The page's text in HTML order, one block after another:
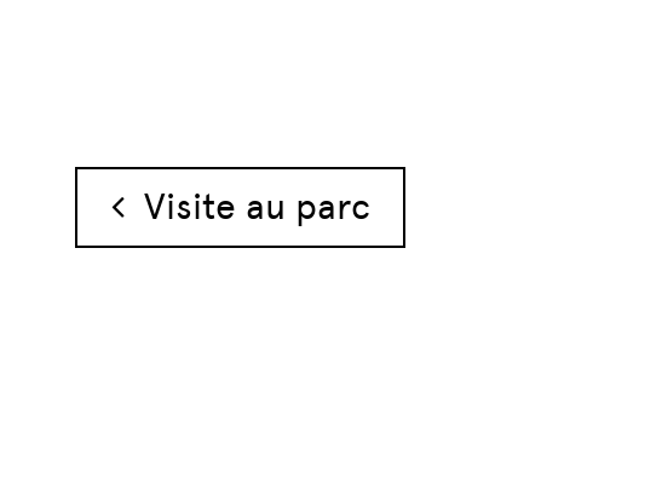
Navigation des
Visite au parc